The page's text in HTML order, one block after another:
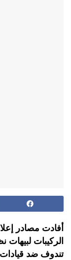
الركيبات
تندوف ضد قيادات